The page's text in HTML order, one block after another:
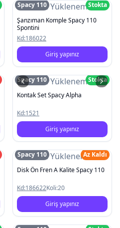
Resim Yüklenemedi
Spacy 110
Stokta
Şanzıman Komple Spacy 110
Spontini
Kd:186022
Giriş yapınız
Resim Yüklenemedi
Spacy 110
Stokta
Kontak Set Spacy Alpha
Kd:1521
Giriş yapınız
Resim Yüklenemedi
Spacy 110
Az Kaldı
Disk Ön Fren A Kalite Spacy 110
Kd:186622Koli:20
Giriş yapınız